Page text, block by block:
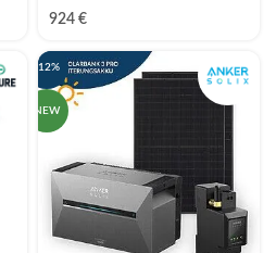
924 €
-12%
NEW